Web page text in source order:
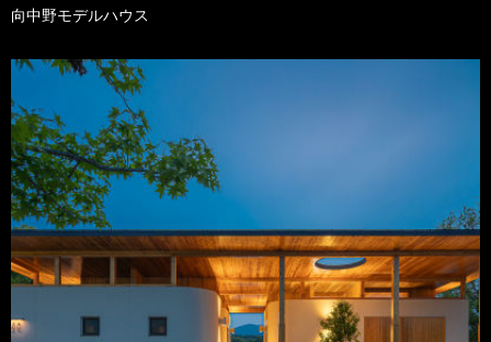
向中野モデルハウス